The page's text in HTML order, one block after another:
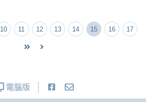
10 11 12 13 14 15 16 17
電腦版